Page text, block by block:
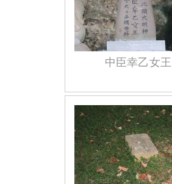
中臣幸乙女王